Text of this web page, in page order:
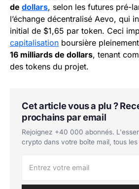
de dollars, selon les futures pré-
l’échange décentralisé Aevo, qui
initial de $1,65 par token. Ceci
capitalisation boursière
16 milliards de dollars, tenant
des tokens du projet.
Cet article vous a plu ?
prochains par email
Rejoignez +40 000 abonnés.
crypto dans votre boîte mail, tous les